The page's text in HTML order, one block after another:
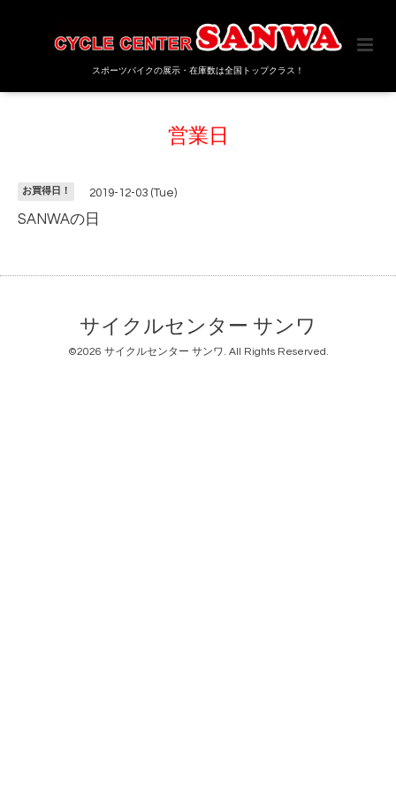
スポーツバイクの展示・在庫数は全国トップクラス！
営業日
お買得日！ 2019-12-03 (Tue)
SANWAの日
サイクルセンター サンワ
©2026 サイクルセンター サンワ. All Rights Reserved.